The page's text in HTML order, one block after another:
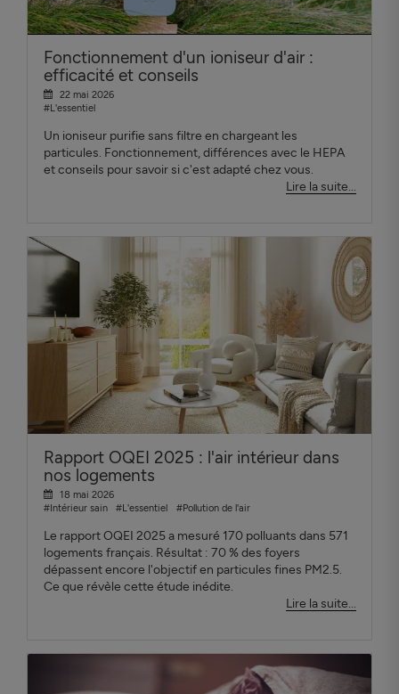
Fonctionnement d'un ioniseur d'air :
efficacité et conseils
22 mai 2026
#L'essentiel
Un ioniseur purifie sans filtre en chargeant les
particules. Fonctionnement, différences avec le HEPA
et conseils pour savoir si c'est adapté chez vous.
Lire la suite...
Rapport OQEI 2025 : l'air intérieur dans
nos logements
18 mai 2026
#Intérieur sain
#L'essentiel #Pollution de l'air
Le rapport OQEI 2025 a mesuré 170 polluants dans 571
logements français. Résultat : 70 % des foyers
dépassent encore l'objectif en particules fines PM2.5.
Ce que révèle cette étude inédite.
Lire la suite...